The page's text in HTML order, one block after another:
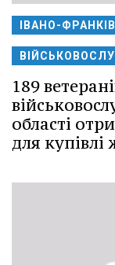
ІВАНО-
189
області
для купівлі